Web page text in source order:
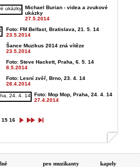
Michael Burian - videa a zvukové
ukázky
27.5.2014
Foto: FM Belfast, Bratislava, 21. 5. 14
23.5.2014
Šance Muzikus 2014 zná vítěze
23.5.2014
Foto: Steve Hackett, Praha, 6. 5. 14
8.5.2014
Foto: Lesní zvěř, Brno, 23. 4. 14
28.4.2014
Foto: Mop Mop, Praha, 24. 4. 14
27.4.2014
15 16
pro muzikanty
kapely